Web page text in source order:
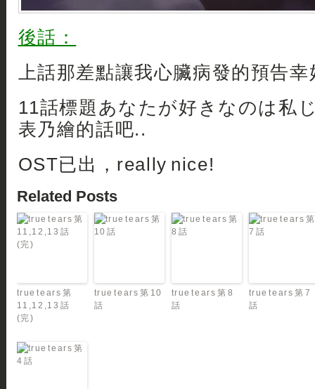
後話：
上話那差點讓我心臟病發的預告
11話標題あなたが好きなのは私
表乃繪的話吧..
OST已出，really nice!
Related Posts
true tears 第
11,12,13 話
(完)
true tears 第 10
話
true tears 第 8
話
true tears 第 7
話